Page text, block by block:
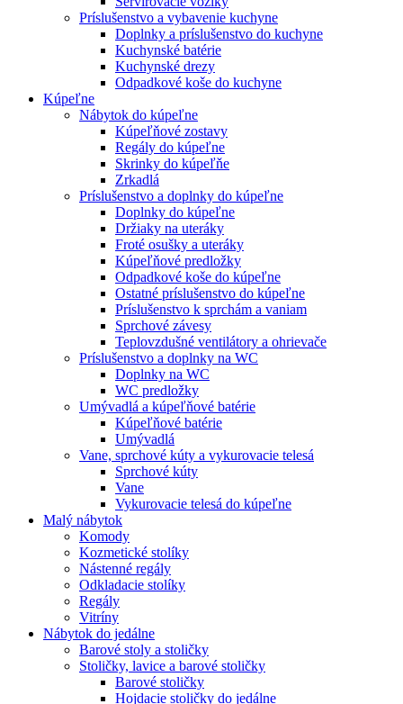
Príslušenstvo a vybavenie kuchyne
Doplnky a príslušenstvo do kuchyne
Kuchynské batérie
Kuchynské drezy
Odpadkové koše do kuchyne
Kúpeľne
Nábytok do kúpeľne
Kúpeľňové zostavy
Regály do kúpeľne
Skrinky do kúpeľňe
Zrkadlá
Príslušenstvo a doplnky do kúpeľne
Doplnky do kúpeľne
Držiaky na uteráky
Froté osušky a uteráky
Kúpeľňové predložky
Odpadkové koše do kúpeľne
Ostatné príslušenstvo do kúpeľne
Príslušenstvo k sprchám a vaniam
Sprchové závesy
Teplovzdušné ventilátory a ohrievače
Príslušenstvo a doplnky na WC
Doplnky na WC
WC predložky
Umývadlá a kúpeľňové batérie
Kúpeľňové batérie
Umývadlá
Vane, sprchové kúty a vykurovacie telesá
Sprchové kúty
Vane
Vykurovacie telesá do kúpeľne
Malý nábytok
Komody
Kozmetické stolíky
Nástenné regály
Odkladacie stolíky
Regály
Vitríny
Nábytok do jedálne
Barové stoly a stoličky
Stoličky, lavice a barové stoličky
Barové stoličky
Hojdacie stoličky do jedálne